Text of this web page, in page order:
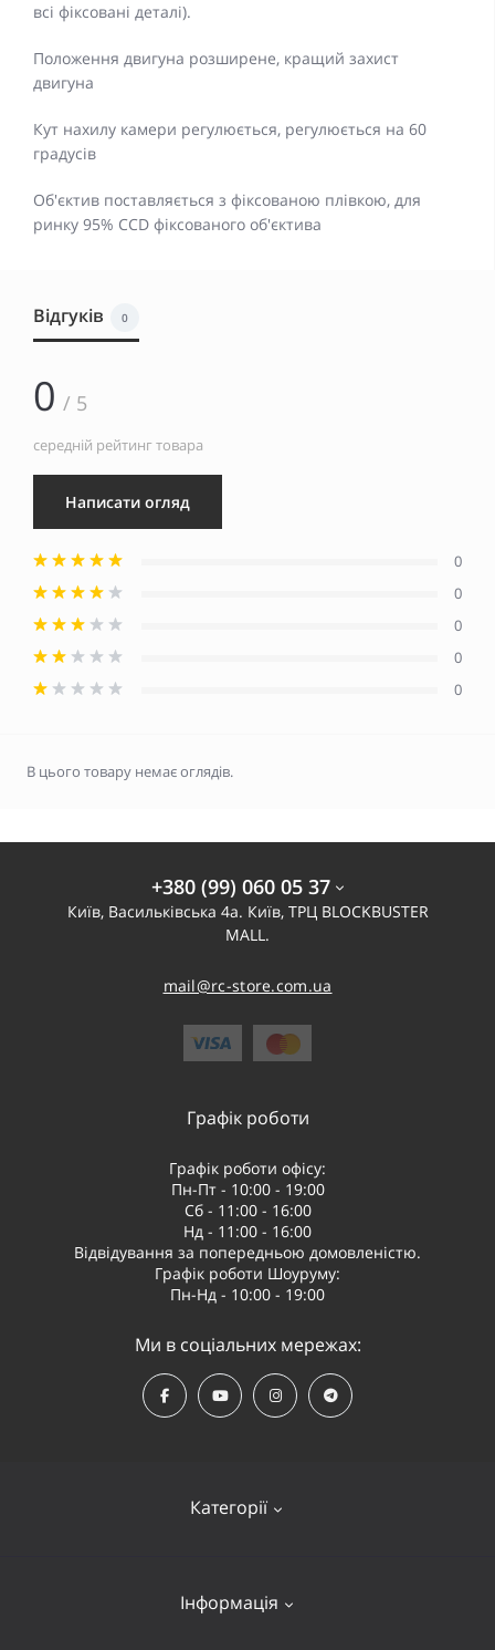
всі фіксовані деталі).
Положення двигуна розширене, кращий захист
двигуна
Кут нахилу камери регулюється, регулюється на 60
градусів
Об'єктив поставляється з фіксованою плівкою, для
ринку 95% CCD фіксованого об'єктива
Відгуків 0
0 / 5
середній рейтинг товара
Написати огляд
0
0
0
0
0
В цього товару немає оглядів.
+380 (99) 060 05 37
Київ, Васильківська 4а. Київ, ТРЦ BLOCKBUSTER
MALL.
mail@rc-store.com.ua
Категорії
Квадрокоптери
Інформація
Графік роботи
Графік роботи офісу:
Пн-Пт - 10:00 - 19:00
Сб - 11:00 - 16:00
Нд - 11:00 - 16:00
Відвідування за попередньою домовленістю.
Графік роботи Шоуруму:
Пн-Нд - 10:00 - 19:00
Ми в соціальних мережах: